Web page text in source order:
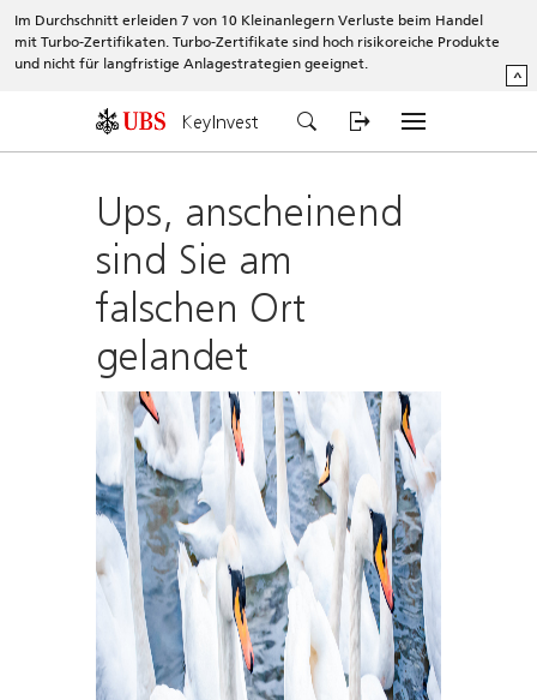
Im Durchschnitt erleiden 7 von 10 Kleinanlegern Verluste beim Handel
mit Turbo-Zertifikaten. Turbo-Zertifikate sind hoch risikoreiche Produkte
und nicht für langfristige Anlagestrategien geeignet.
^
KeyInvest
Ups, anscheinend
sind Sie am
falschen Ort
gelandet